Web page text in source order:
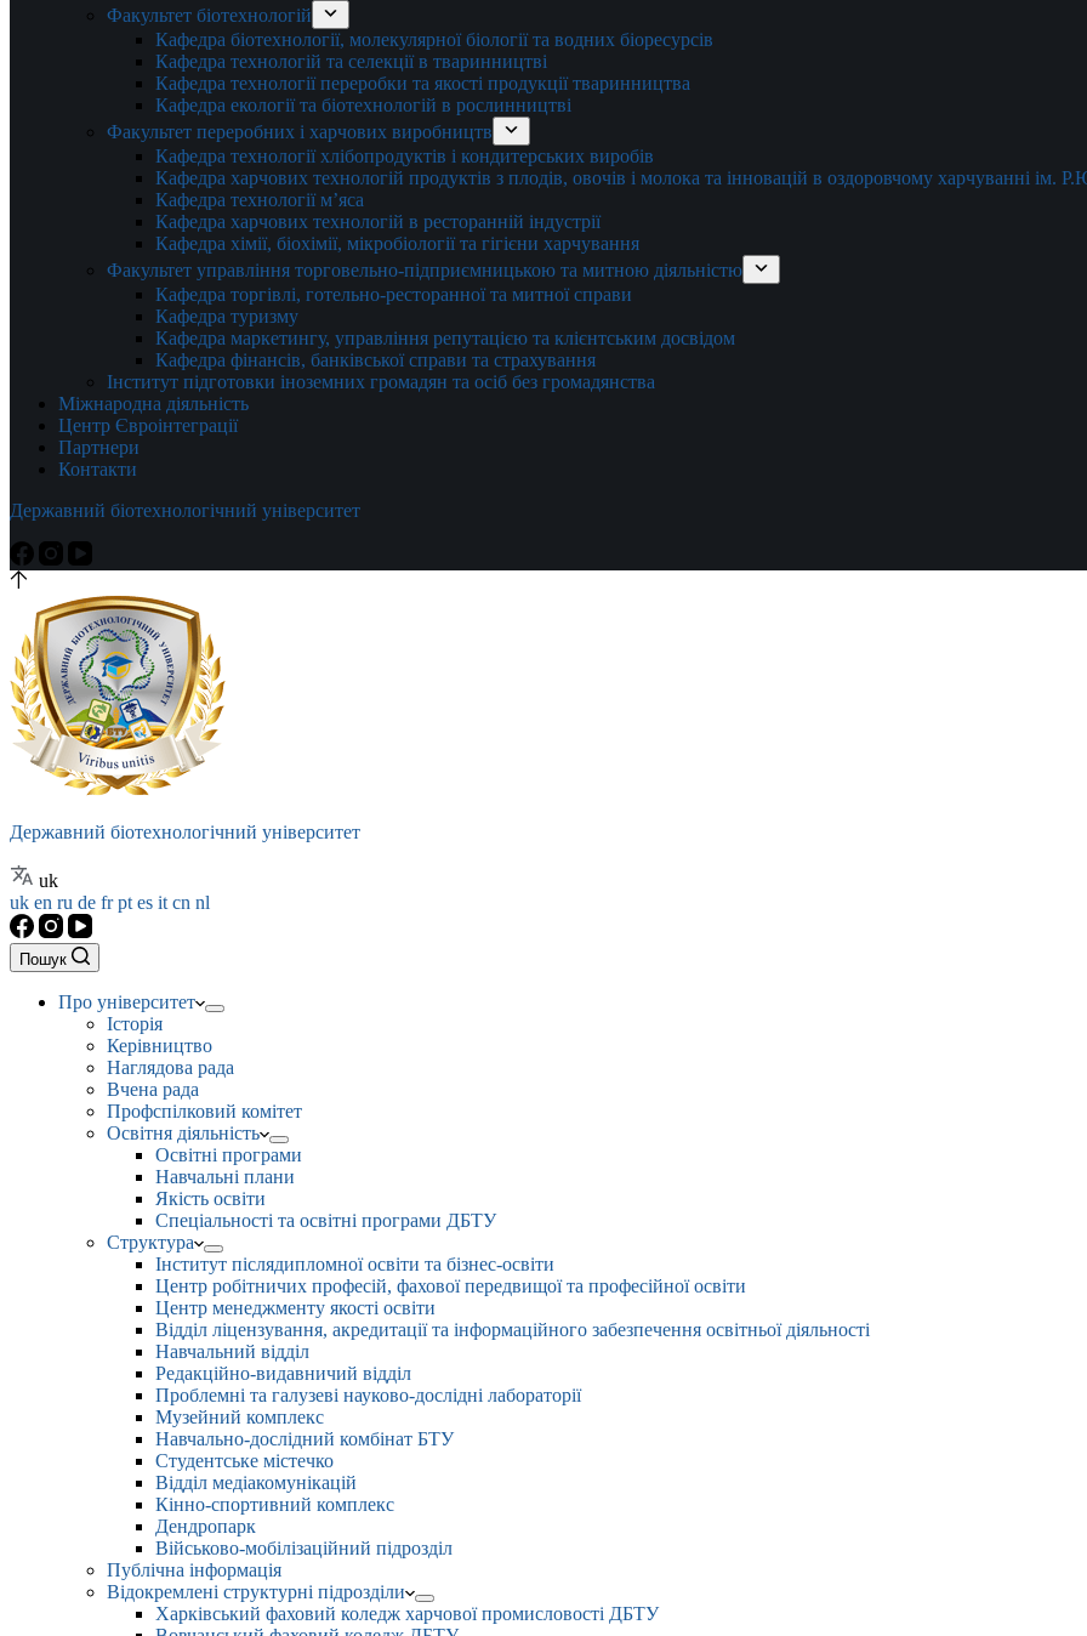
Факультет біотехнологій
Кафедра біотехнології, молекулярної біології та водних біоресурсів
Кафедра технологій та селекції в тваринництві
Кафедра технології переробки та якості продукції тваринництва
Кафедра екології та біотехнологій в рослинництві
Факультет переробних і харчових виробництв
Кафедра технології хлібопродуктів і кондитерських виробів
Кафедра харчових технологій продуктів з плодів, овочів і молока та інновацій в оздоровчому харчуванні ім.
Кафедра технології м’яса
Кафедра харчових технологій в ресторанній індустрії
Кафедра хімії, біохімії, мікробіології та гігієни харчування
Факультет управління торговельно-підприємницькою та митною діяльністю
Кафедра торгівлі, готельно-ресторанної та митної справи
Кафедра туризму
Кафедра маркетингу, управління репутацією та клієнтським досвідом
Кафедра фінансів, банківської справи та страхування
Інститут підготовки іноземних громадян та осіб без громадянства
Міжнародна діяльність
Центр Євроінтеграції
Партнери
Контакти
Державний біотехнологічний університет
Державний біотехнологічний університет
uk
uk en ru de frpt es it cn nl
Пошук
Про університет
Історія
Керівництво
Наглядова рада
Вчена рада
Профспілковий комітет
Освітня діяльність
Освітні програми
Навчальні плани
Якість освіти
Спеціальності та освітні програми ДБТУ
Структура
Інститут післядипломної освіти та бізнес-освіти
Центр робітничих професій, фахової передвищої та професійної освіти
Центр менеджменту якості освіти
Відділ ліцензування, акредитації та інформаційного забезпечення освітньої діяльності
Навчальний відділ
Редакційно-видавничий відділ
Проблемні та галузеві науково-дослідні лабораторії
Музейний комплекс
Навчально-дослідний комбінат БТУ
Студентське містечко
Відділ медіакомунікацій
Кінно-спортивний комплекс
Дендропарк
Військово-мобілізаційний підрозділ
Публічна інформація
Відокремлені структурні підрозділи
Харківський фаховий коледж харчової промисловості ДБТУ